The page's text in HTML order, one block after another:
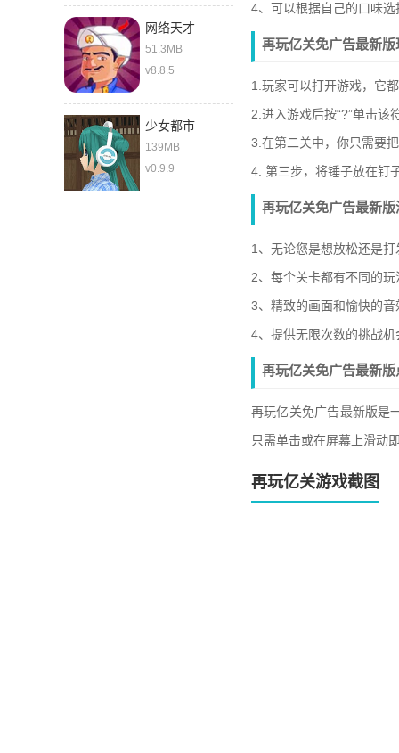
网络天才
51.3MB
v8.8.5
少女都市
139MB
v0.9.9
4、可以根据自己的口味
再玩亿关免广告最新版
1.玩家可以打开游戏，它
2.进入游戏后按“?”单击
3.在第二关中，你只需要
4. 第三步，将锤子放在钉
再玩亿关免广告最新版
1、无论您是想放松还是
2、每个关卡都有不同的
3、精致的画面和愉快的
4、提供无限次数的挑战
再玩亿关免广告最新版
再玩亿关免广告最新版是
只需单击或在屏幕上滑动
再玩亿关游戏截图